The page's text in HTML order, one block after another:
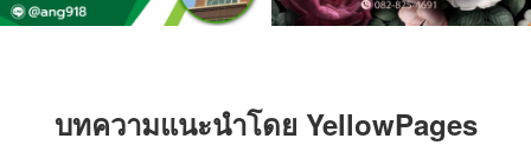
บทความแนะนำโดย YellowPages